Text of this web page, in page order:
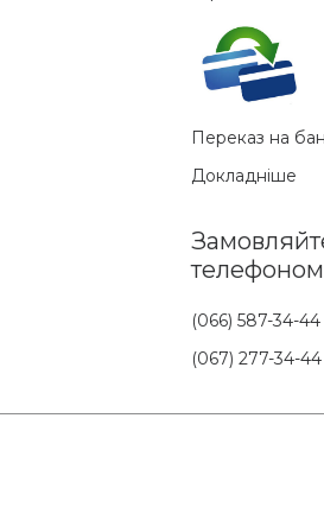
Переказ на
Докладніше
(066) 587-34-44
(067) 277-34-44